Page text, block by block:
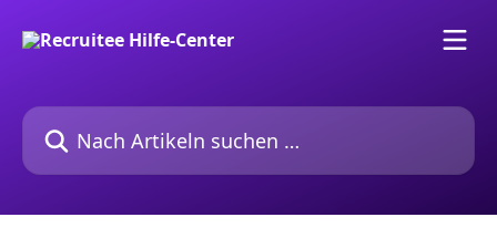
Nach Artikeln suchen …